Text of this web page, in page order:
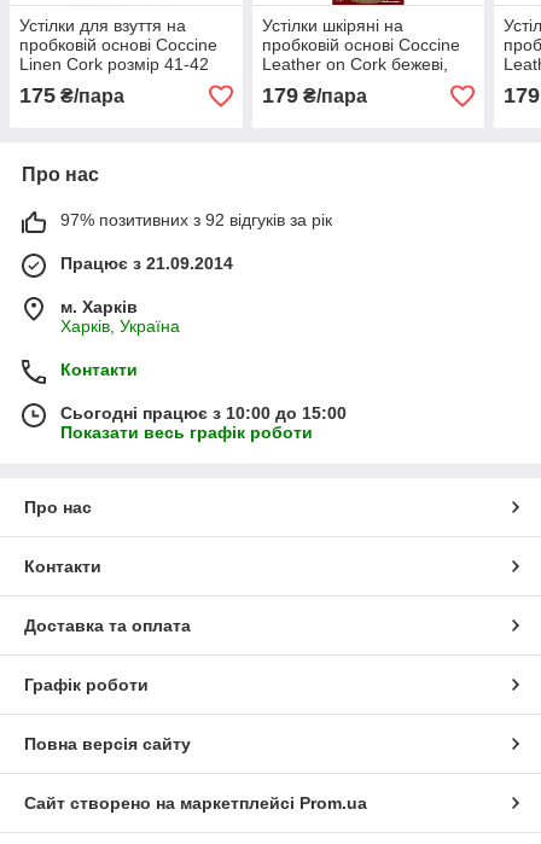
Устілки для взуття на
пробковій основі Coccine
Linen Cork розмір 41-42
175 ₴/пара
Устілки шкіряні на
пробковій основі Coccine
Leather on Cork бежеві,
розмір 41-42
179₴/пара 179
Про нас
97% позитивних з 92 відгуків за рік
Працює з 21.09.2014
м. Харків
Харків, Україна
Контакти
Сьогодні працює з 10:00 до 15:00
Показати весь графік роботи
Про нас
Контакти
Доставка та оплата
Графік роботи
Повна версія сайту
Сайт створено на маркетплейсі Prom.ua